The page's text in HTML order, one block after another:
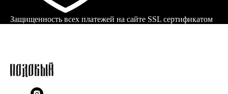
Защищенность всех платежей на сайте SSL сертификатом